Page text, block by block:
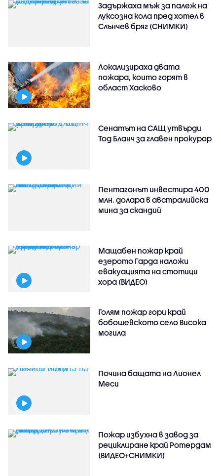
Задържаха мъж за палеж на
луксозна кола пред хотел в
Слънчев бряг (СНИМКИ)
Локализираха двата
пожара, които горят в
област Хасково
Сенатът на САЩ утвърди
Тод Бланч за главен прокурор
Пентагонът инвестира 400
млн. долара в австралийска
мина за скандий
Мащабен пожар край
езерото Гарда наложи
евакуацията на стотици
хора (ВИДЕО)
Голям пожар гори край
бобошевското село Висока
могила
Почина бащата на Лионел
Меси
Пожар избухна в завод за
рециклиране край Ротердам
(ВИДЕО+СНИМКИ)